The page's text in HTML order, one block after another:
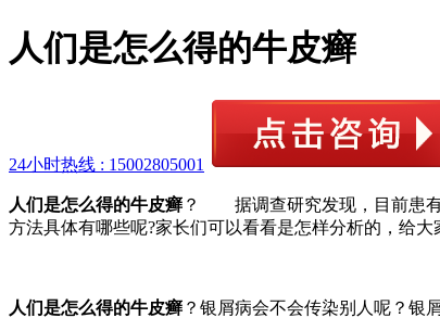
人们是怎么得的牛皮癣
24小时热线 : 15002805001
人们是怎么得的牛皮癣 ？ 据调查研究发现，目前患有
方法具体有哪些呢?家长们可以看看是怎样分析的，给大
人们是怎么得的牛皮癣 ？银屑病会不会传染别人呢？银